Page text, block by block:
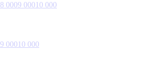
8 0009 00010 000
9 00010 000